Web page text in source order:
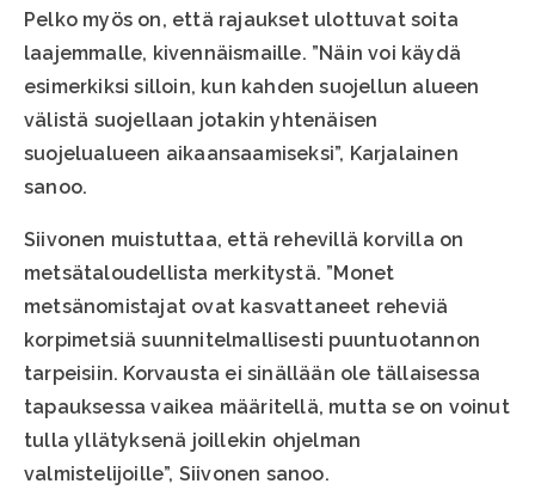
Pelko myös on, että rajaukset ulottuvat soita
laajemmalle, kivennäismaille. ”Näin voi käydä
esimerkiksi silloin, kun kahden suojellun alueen
välistä suojellaan jotakin yhtenäisen
suojelualueen aikaansaamiseksi”, Karjalainen
sanoo.
Siivonen muistuttaa, että rehevillä korvilla on
metsätaloudellista merkitystä. ”Monet
metsänomistajat ovat kasvattaneet reheviä
korpimetsiä suunnitelmallisesti puuntuotannon
tarpeisiin. Korvausta ei sinällään ole tällaisessa
tapauksessa vaikea määritellä, mutta se on voinut
tulla yllätyksenä joillekin ohjelman
valmistelijoille”, Siivonen sanoo.